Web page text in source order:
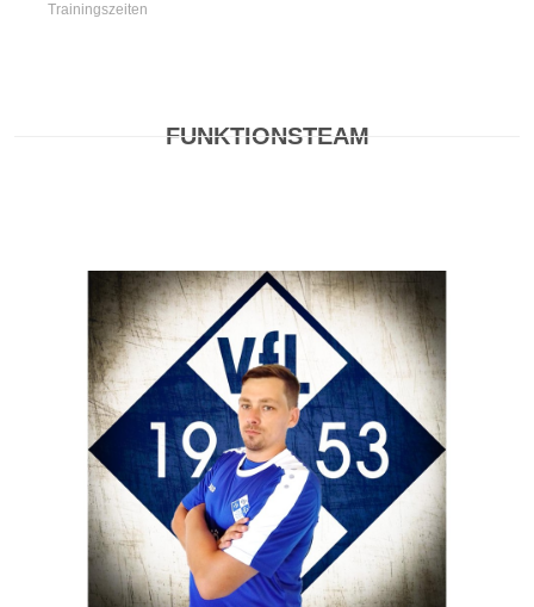
Trainingszeiten
FUNKTIONSTEAM